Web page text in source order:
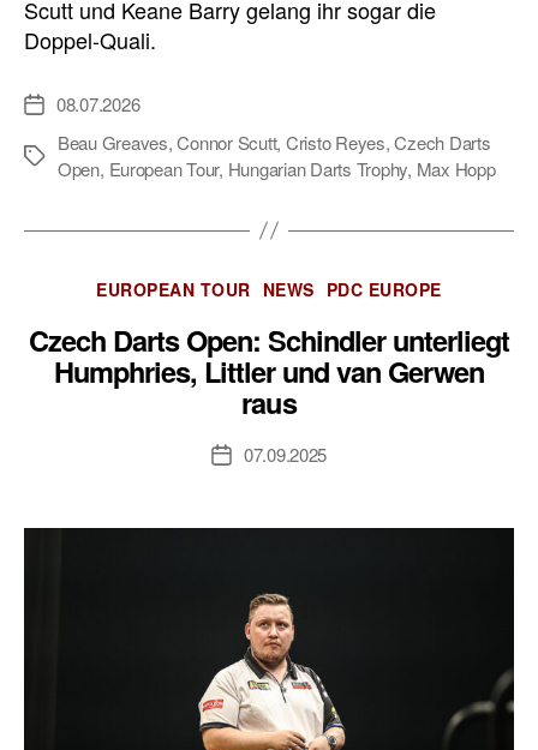
Scutt und Keane Barry gelang ihr sogar die
Doppel-Quali.
Veröffentlichungsdatum
08.07.2026
Schlagwörter
Beau Greaves,Connor Scutt, Cristo Reyes,Czech Darts
Open, European Tour, Hungarian Darts Trophy, Max Hopp
Kategorien
EUROPEAN TOUR NEWS PDC EUROPE
Czech Darts Open: Schindler unterliegt
Humphries, Littler und van Gerwen
raus
Veröffentlichungsdatum
07.09.2025